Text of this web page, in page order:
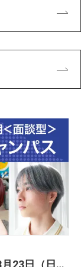
たち展」を開